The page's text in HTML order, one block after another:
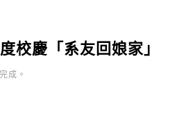
校慶「系友回娘家」
成。